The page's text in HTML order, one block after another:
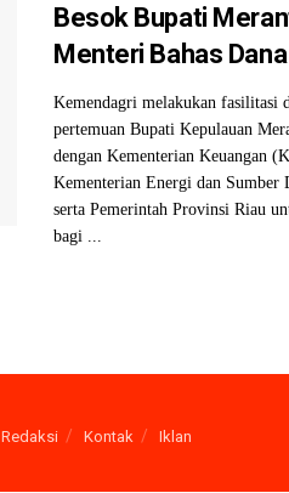
Besok Bupati
Menteri Bahas
Kemendagri melakukan fasilitasi
pertemuan Bupati Kepulauan
dengan Kementerian Keuangan
Kementerian Energi dan Sumber
serta Pemerintah Provinsi Riau
bagi ...
Redaksi Kontak Iklan